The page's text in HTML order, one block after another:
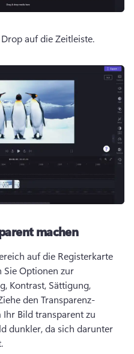
auf die Zeitleiste.
machen
auf die Registerkarte
Sie Optionen zur
Kontrast, Sättigung,
den Transparenz-
Bild transparent zu
dunkler, da sich darunter